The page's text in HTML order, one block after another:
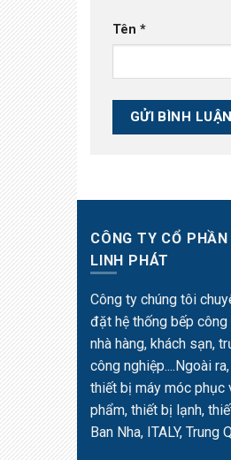
Tên *
CÔNG TY CỔ
LINH PHÁT
Công ty chúng tôi
đặt hệ thống bếp
nhà hàng, khách sạn,
công nghiệp....Ngoài
thiết bị máy móc phục
phẩm, thiết bị lạnh,
Ban Nha, ITALY, Trung